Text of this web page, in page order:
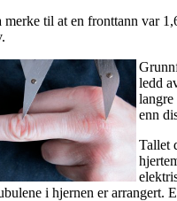
merke til at en fronttann var
ledd
langre
enn
Tallet
i hjernen er arrangert.